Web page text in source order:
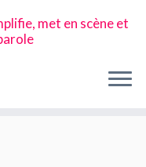
met en scène et